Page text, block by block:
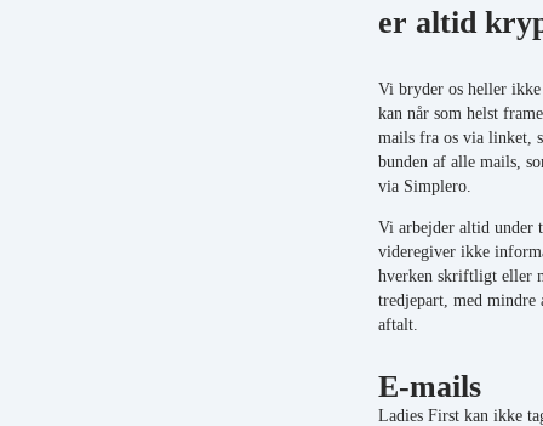
er altid
Vi bryder os heller
kan når som helst
mails fra os via linket,
bunden af alle mails,
via Simplero.
Vi arbejder altid under
videregiver ikke
hverken skriftligt eller
tredjepart, med mindre
aftalt.
E-mails
Ladies First kan ikke